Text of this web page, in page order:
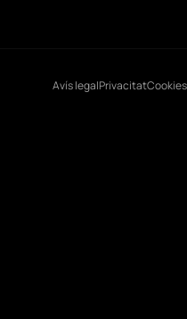
Avís legalPrivacitatCookies